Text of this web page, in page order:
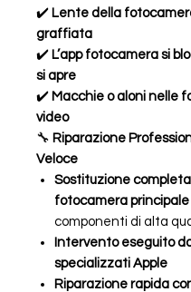
✔️ Lente della
graffiata
✔️ L’app fotocamera si
si apre
✔️ Macchie o aloni nelle
video
🔧 Riparazione
Veloce
Sostituzione
fotocamera principale
componenti di alta
Intervento eseguito
specializzati Apple
Riparazione rapida